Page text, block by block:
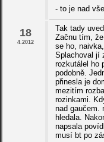
- to je nad
18
4.2012
Tak tady
Začnu tím,
se ho,
Splachoval jí
rozkutálel ho
podobně.
přinesla je
mezitím
rozinkami.
nad gaučem.
hledala.
napsala
musí bt po